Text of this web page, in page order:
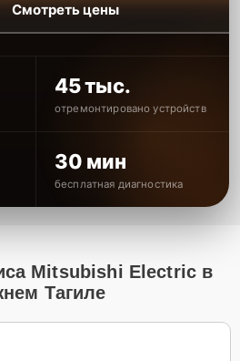
Смотреть цены
45 тыс.
отремонтировано устройств
30 мин
бесплатная диагностика
Mitsubishi Electric в
Тагиле